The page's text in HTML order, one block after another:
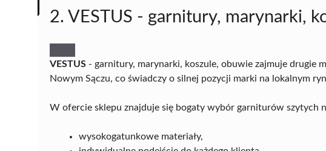
2. VESTUS - garnitury, marynarki,
VESTUS - garnitury, marynarki, koszule, obuwie zajmuje drugie
Nowym Sączu, co świadczy o silnej pozycji marki na lokalnym
W ofercie sklepu znajduje się bogaty wybór garniturów szytych
wysokogatunkowe materiały,